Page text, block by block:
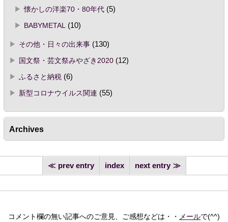
懐かしの洋楽70・80年代(5)
BABYMETAL
(10)
その他・日々の出来事(130)
国文祭・芸文祭みやざき2020(12)
ふるさと納税(6)
新型コロナウイルス関連 (55)
Archives
prev entry index next entry
コメント欄の無い記事へのご意見、ご感想などは・・ メールで(^^)